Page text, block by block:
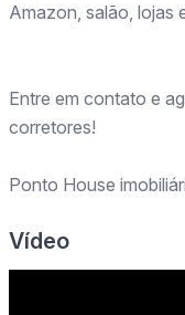
Amazon, salão, lojas
Entre em contato e
corretores!
Ponto House
Vídeo